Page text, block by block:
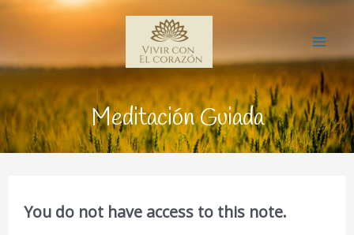
contenido
Meditación Guiada
You do not have access to this note.